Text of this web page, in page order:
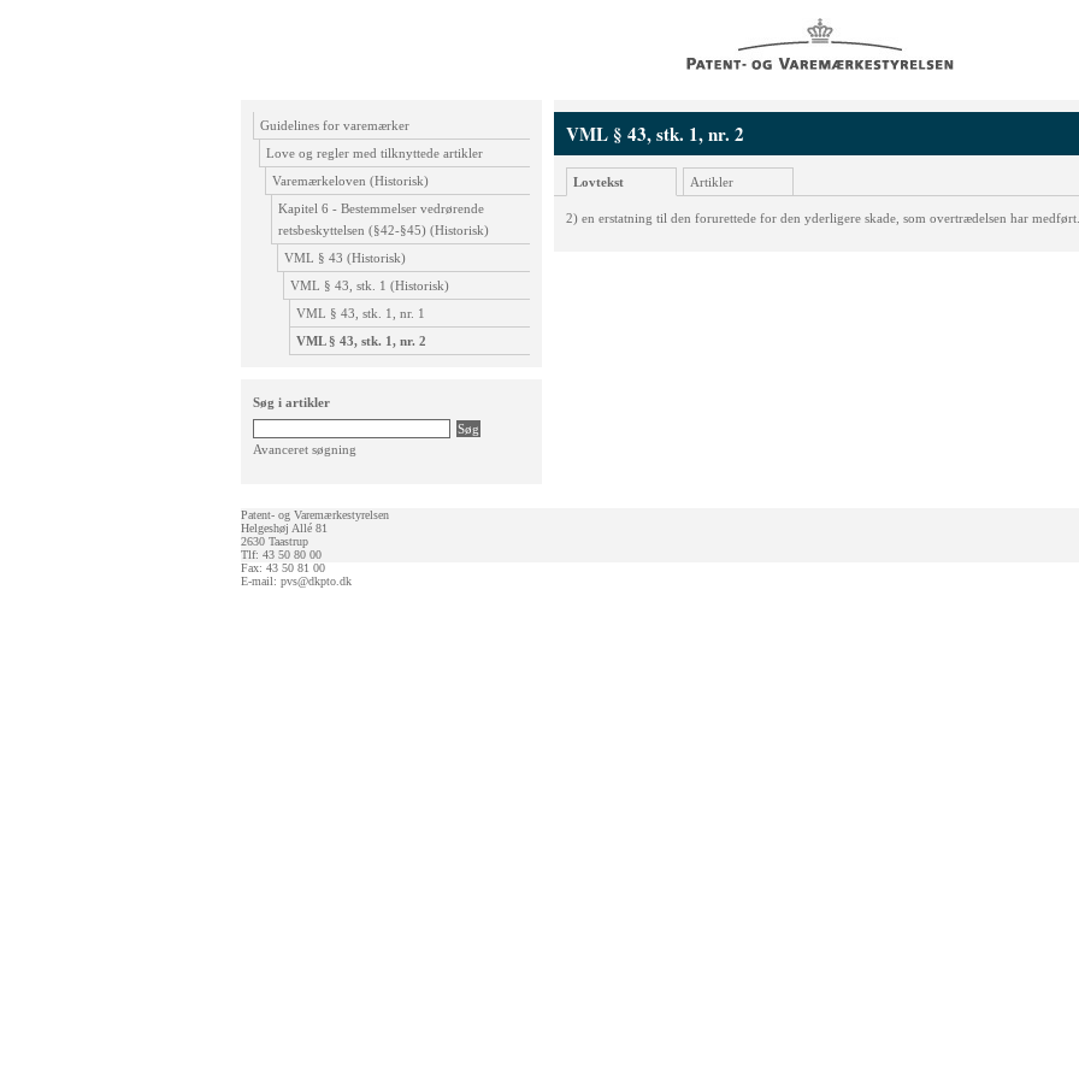
Guidelines for varemærker
Love og regler med tilknyttede artikler
Varemærkeloven (Historisk)
Kapitel 6 - Bestemmelser vedrørende
retsbeskyttelsen (§42-§45) (Historisk)
VML § 43 (Historisk)
VML § 43, stk. 1 (Historisk)
VML § 43, stk. 1, nr. 1
VML § 43, stk. 1, nr. 2
Søg i artikler
Avanceret søgning
VML § 43, stk. 1, nr. 2
Lovtekst Artikler
2) en erstatning til den forurettede for den yderligere skade, som overtrædelsen har medført.
Patent- og Varemærkestyrelsen
Helgeshøj Allé 81
2630 Taastrup
Tlf: 43 50 80 00
Fax: 43 50 81 00
E-mail: pvs@dkpto.dk